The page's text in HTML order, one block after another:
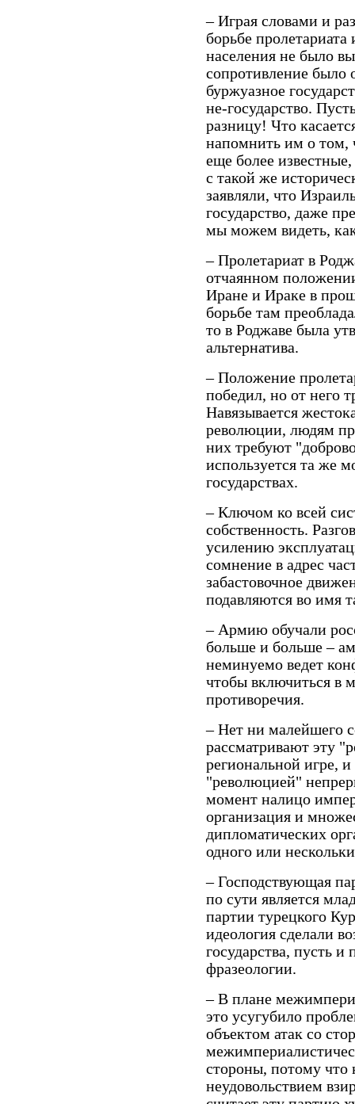
– Играя словами и
борьбе
населения не было
сопротивление было
буржуазное
не-государство.
разницу! Что
напомнить им о том,
еще более
с такой же
заявляли, что
государство, даже
мы можем видеть,
– Пролетариат в
отчаянном
Иране и Ираке в
борьбе там
то в Роджаве была
альтернатива.
– Положение
победил, но от него
Навязывается
революции, людям
них требуют
используется та же
государствах.
– Ключом ко всей
собственность.
усилению
сомнение в адрес
забастовочное
подавляются во имя
– Армию обучали
больше и больше –
неминуемо ведет
чтобы включиться в
противоречия.
– Нет ни малейшего
рассматривают эту
региональной игре,
"революцией"
момент налицо
организация и
дипломатических
одного или
– Господствующая
по сути является
партии турецкого
идеология сделали
государства, пусть
фразеологии.
– В плане
это усугубило
объектом атак со
стороны, потому что
неудовольствием